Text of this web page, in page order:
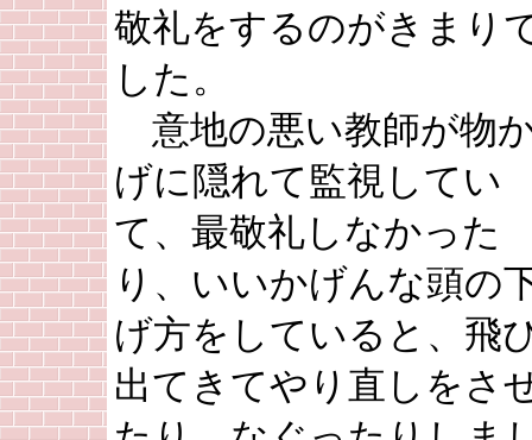
敬礼をするのがきまり
した。
意地の悪い教師が物
げに隠れて監視してい
て、最敬礼しなかった
り、いいかげんな頭の
げ方をしていると、飛
出てきてやり直しをさ